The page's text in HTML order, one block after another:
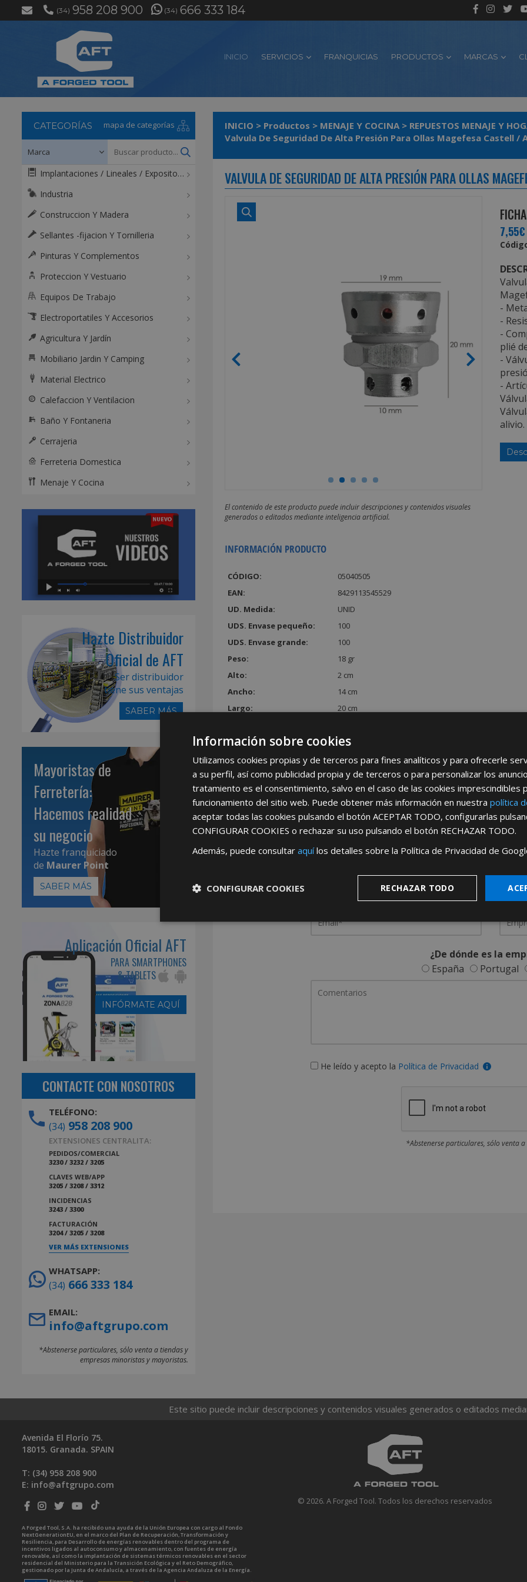
(34) 958 208 900 (34) 666 333 184
INICIO SERVICIOS FRANQUICIAS PRODUCTOS MARCAS
INICIO > Productos > MENAJE Y COCINA > REPUESTOS MENAJE Y
Valvula De Seguridad De Alta Presión Para Ollas Magefesa Castell
VALVULA DE SEGURIDAD DE ALTA PRESIÓN PARA OLLAS
El contenido de este producto puede incluir descripciones y contenidos visuales
generados o editados mediante inteligencia artificial.
INFORMACIÓN PRODUCTO
CÓDIGO:
05040505
EAN:
8429113545529
UD. Medida:
UNID
UDS. Envase pequeño:
100
UDS. Envase grande:
100
Peso:
18 gr
Alto:
2 cm
Ancho:
14 cm
Largo:
20 cm
7,55€
-
-
-
plié
-
-
alivio.
REGÍSTRATE PARA HACERTE
Desdeaquípodrá ver todas las
Rellene este formulario y nos pondremos en contacto
¿De dónde es la
España
Portugal
He leído y acepto la Política de Privacidad
*Abstenerse particulares, sólo venta
CATEGORÍAS mapa de categorías
Implantaciones / Lineales / Expositores / Mostradores
Industria
Construccion Y Madera
Sellantes -fijacion Y Tornilleria
Pinturas Y Complementos
Proteccion Y Vestuario
Equipos De Trabajo
Electroportatiles Y Accesorios
Agricultura Y Jardín
Mobiliario Jardin Y Camping
Material Electrico
Calefaccion Y Ventilacion
Baño Y Fontaneria
Cerrajeria
Ferreteria Domestica
Menaje Y Cocina
Hazte Distribuidor
Oficial de AFT
Ser distribuidor
tiene sus ventajas
SABER MÁS
Mayoristas de
Ferretería:
Hacemos realidad
su negocio
Hazte franquiciado
de Maurer Point
SABER MÁS
Aplicación Oficial AFT
PARA SMARTPHONES
& TABLETS
INFÓRMATE AQUÍ
CONTACTE CON NOSOTROS
TELÉFONO:
(34) 958 208 900
EXTENSIONES CENTRALITA:
PEDIDOS/COMERCIAL
3230 / 3232 / 3205
CLAVES WEB/APP
3205 / 3208 / 3312
INCIDENCIAS
3243 / 3300
FACTURACIÓN
3204 / 3205 / 3208
VER MÁS EXTENSIONES
WHATSAPP:
(34) 666 333 184
EMAIL:
info@aftgrupo.com
*Abstenerse particulares, sólo venta a tiendas y
empresas minoristas y mayoristas.
Este sitio puede incluir descripciones y contenidos visuales generados o editados
© 2026. A Forged Tool. Todos los derechos reservados
Avenida El Florío 75.
18015. Granada. SPAIN
T: (34) 958 208 900
E: info@aftgrupo.com
A Forged Tool, S.A. ha recibido una ayuda de la Unión Europea con cargo al Fondo
NextGenerationEU, en el marco del Plan de Recuperación, Transformación y
Resiliencia, para Desarrollo de energías renovables dentro del programa de
incentivos ligados al autoconsumo y almacenamiento, con fuentes de energía
renovable, así como la implantación de sistemas térmicos renovables en el sector
residencial del Ministerio para la Transición Ecológica y el Reto Demográfico,
gestionado por la Junta de Andalucía, a través de la Agencia Andaluza de la Energía.
Información sobre cookies
Utilizamos cookies propias y de terceros para fines analíticos y para ofrecerle
a su perfil, así como publicidad propia y de terceros o para personalizar los
tratamiento es el consentimiento, salvo en el caso de las cookies imprescindibles
funcionamiento del sitio web. Puede obtener más información en nuestra política
aceptar todas las cookies pulsando el botón ACEPTAR TODO, configurarlas
CONFIGURAR COOKIES o rechazar su uso pulsando el botón RECHAZAR TODO.
Además, puede consultar aquílos detalles sobre la Política de Privacidad de
RECHAZAR TODO
CONFIGURAR COOKIES